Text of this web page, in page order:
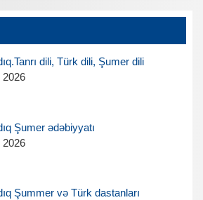
dili, Türk dili, Şumer dili
Şumer ədəbiyyatı
Şummer və Türk dastanları